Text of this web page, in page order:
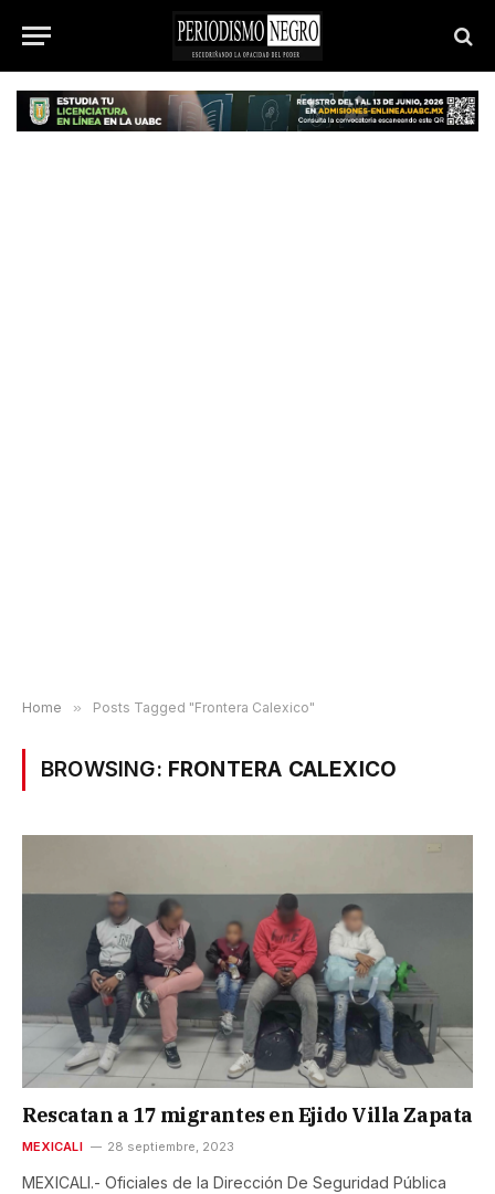
Home » Posts Tagged "Frontera Calexico"
BROWSING: FRONTERA CALEXICO
Rescatan a 17 migrantes en Ejido Villa Zapata
MEXICALI 28 septiembre, 2023
MEXICALI.- Oficiales de la Dirección De Seguridad Pública